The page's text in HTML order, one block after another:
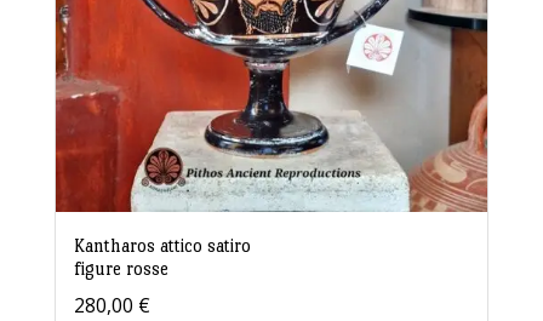
Kantharos attico satiro
figure rosse
280,00 €